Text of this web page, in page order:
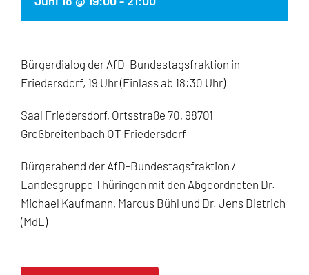
Bürgerdialog der AfD-Bundestagsfraktion in
Friedersdorf, 19 Uhr (Einlass ab 18:30 Uhr)
Saal Friedersdorf, Ortsstraße 70, 98701
Großbreitenbach OT Friedersdorf
Bürgerabend der AfD-Bundestagsfraktion /
Landesgruppe Thüringen mit den Abgeordneten Dr.
Michael Kaufmann, Marcus Bühl und Dr. Jens Dietrich
(MdL)